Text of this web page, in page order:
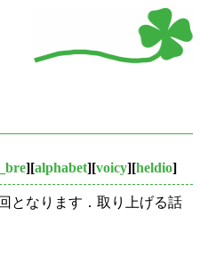
][alphabet][voicy][heldio]
となります．取り上げる話